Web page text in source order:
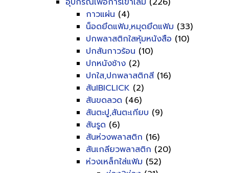
กาวแผ่น (4)
น็อดยึดแฟ้ม,หมุดยึดแฟ้ม (33)
ปกพลาสติกใสหุ้มหนังสือ (10)
ปกสันกาวร้อน (10)
ปกหนังช้าง (2)
ปกใส,ปกพลาสติกสี (16)
สันIBICLICK (2)
สันขดลวด (46)
สันตะปู,สันตะเกียบ (9)
สันรูด (6)
สันห่วงพลาสติก (16)
สันเกลียวพลาสติก (20)
ห่วงเหล็กใส่แฟ้ม (52)